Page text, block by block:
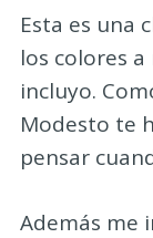
Esta es una
los colores
incluyo.
Modesto te
pensar
Además me